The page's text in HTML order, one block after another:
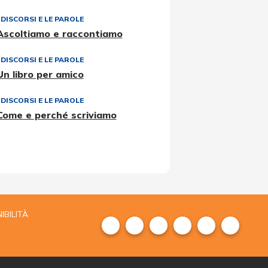
E LE PAROLE
e raccontiamo
E LE PAROLE
libro per amico
E LE PAROLE
e perché scriviamo